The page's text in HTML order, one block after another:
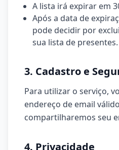
A lista irá expirar em
Após a data de
pode decidir por
sua lista de presentes.
3. Cadastro e
Para utilizar o serviço,
endereço de email
compartilharemos seu
4. Privacidade